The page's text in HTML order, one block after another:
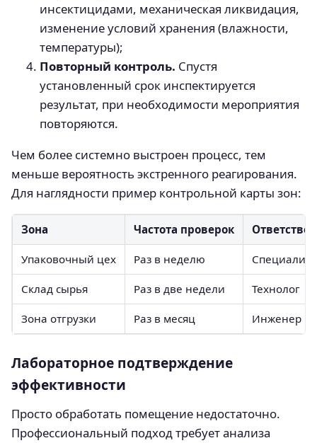
инсектицидами, механическая ликвидация,
изменение условий хранения (влажности,
температуры);
Повторный контроль. Спустя
установленный срок инспектируется
результат, при необходимости мероприятия
повторяются.
Чем более системно выстроен процесс, тем
меньше вероятность экстренного реагирования.
Для наглядности пример контрольной карты зон:
Зона Частота проверок
Упаковочный цех Раз в неделю
Склад сырья Раз в две недели Технолог
Зона отгрузки Раз в месяц Инженер
Лабораторное подтверждение
эффективности
Просто обработать помещение недостаточно.
Профессиональный подход требует анализа